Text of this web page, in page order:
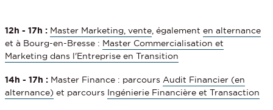
12h - 17h : Master Marketing, vente , égalementen alternance
et à Bourg-en-Bresse : Master Commercialisation et
Marketing dans l'Entreprise en Transition
14h - 17h : Master Finance : parcours Audit Financier (en
alternance) et parcours Ingénierie Financière et Transaction